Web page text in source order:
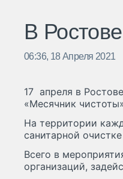
В
06:36, 18 Апреля 2021
17 апреля в
«Месячник
На территории
санитарной
Всего в
организаций,